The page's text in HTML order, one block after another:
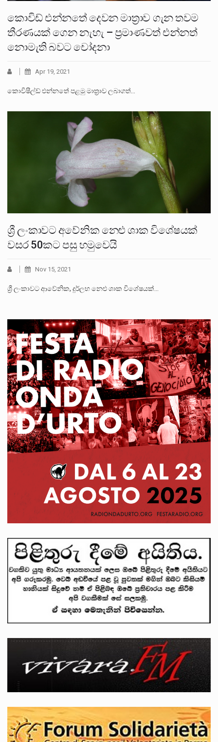
කොවිඩ් එන්නතේ දෙවන මාත්‍රාව ගැන තවම
තීරණයක් ගෙන නැහැ – ප්‍රමාණවත් එන්නත්
නොමැති බවට චෝදනා
Apr 19, 2021
කොවිෂීල්ඩ් එන්නතේ පළමු මාත්‍රාව ලබාගත්…
ශ්‍රී ලංකාවට අවේනික නෙළු ශාක විශේෂයක්
වසර 50කට පසු හමුවෙයි
Nov 15, 2021
ශ්‍රී ලංකාවට ආවේනික, දුර්ලභ නෙළු ශාක විශේෂයක්…